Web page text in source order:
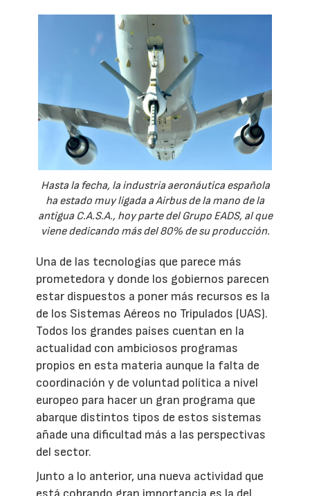
Hasta la fecha, la industria aeronáutica española
ha estado muy ligada a Airbus de la mano de la
antigua C.A.S.A., hoy parte del Grupo EADS, al que
viene dedicando más del 80% de su producción.
Una de las tecnologías que parece más
prometedora y donde los gobiernos parecen
estar dispuestos a poner más recursos es la
de los Sistemas Aéreos no Tripulados (UAS).
Todos los grandes países cuentan en la
actualidad con ambiciosos programas
propios en esta materia aunque la falta de
coordinación y de voluntad política a nivel
europeo para hacer un gran programa que
abarque distintos tipos de estos sistemas
añade una dificultad más a las perspectivas
del sector.
Junto a lo anterior, una nueva actividad que